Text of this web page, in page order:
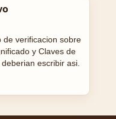
sobre Tabla de
2025:.... Es la
que he visto hoy.